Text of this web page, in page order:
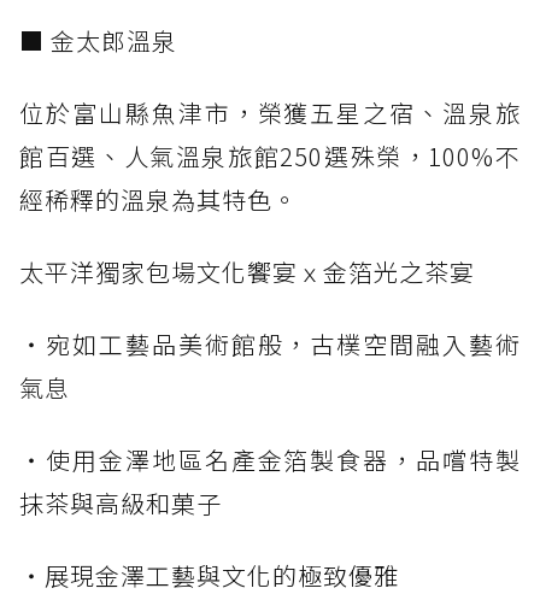
■ 金太郎溫泉
位於富山縣魚津市，榮獲五星之宿、溫泉旅
館百選、人氣溫泉旅館250選殊榮，100%不
經稀釋的溫泉為其特色。
太平洋獨家包場文化饗宴ｘ金箔光之茶宴
・宛如工藝品美術館般，古樸空間融入藝術
氣息
・使用金澤地區名產金箔製食器，品嚐特製
抹茶與高級和菓子
・展現金澤工藝與文化的極致優雅